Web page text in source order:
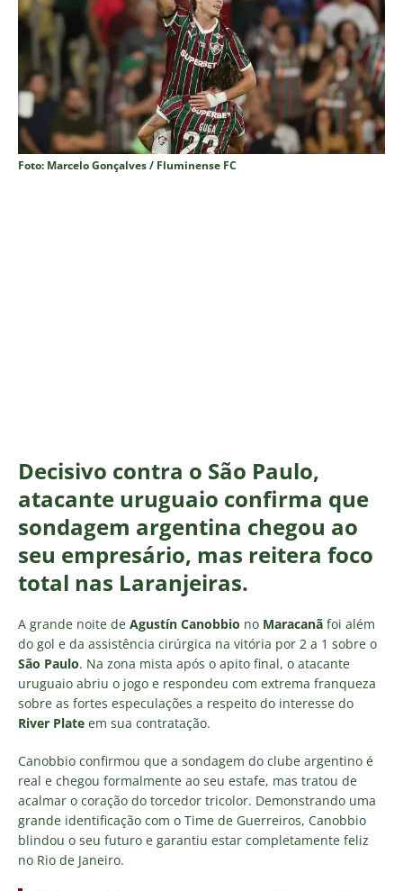
Foto: Marcelo Gonçalves / Fluminense FC
Decisivo contra o São Paulo,
atacante uruguaio confirma que
sondagem argentina chegou ao
seu empresário, mas reitera foco
total nas Laranjeiras.
A grande noite de Agustín Canobbio no Maracanã foi além
do gol e da assistência cirúrgica na vitória por 2 a 1 sobre o
São Paulo. Na zona mista após o apito final, o atacante
uruguaio abriu o jogo e respondeu com extrema franqueza
sobre as fortes especulações a respeito do interesse do
River Plate em sua contratação.
Canobbio confirmou que a sondagem do clube argentino é
real e chegou formalmente ao seu estafe, mas tratou de
acalmar o coração do torcedor tricolor. Demonstrando uma
grande identificação com o Time de Guerreiros, Canobbio
blindou o seu futuro e garantiu estar completamente feliz
no Rio de Janeiro.